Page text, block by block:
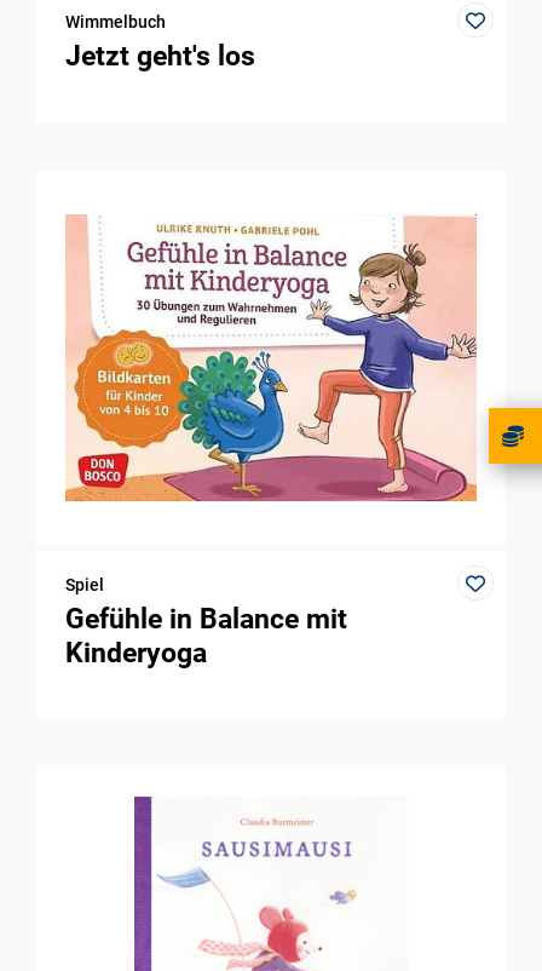
Wimmelbuch
Jetzt geht's los
Spiel
Gefühle in Balance mit
Kinderyoga